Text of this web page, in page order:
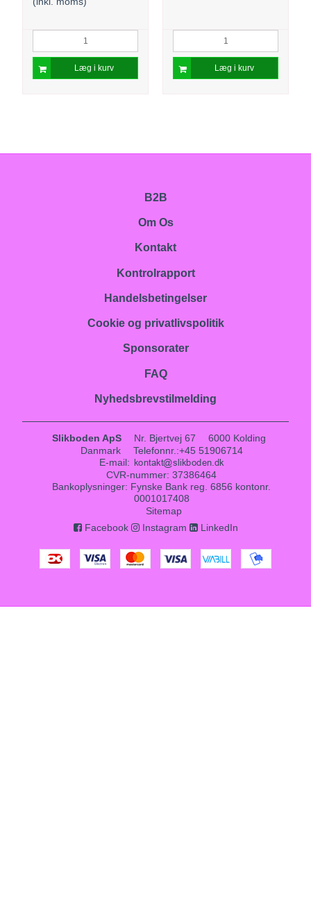
Læg i kurv Læg i kurv
B2B
Om Os
Kontakt
Kontrolrapport
Handelsbetingelser
Cookie og privatlivspolitik
Sponsorater
FAQ
Nyhedsbrevstilmelding
Slikboden ApS Nr. Bjertvej 67
6000 Kolding
Danmark
Telefonnr. :+45 51906714
E-mail:
CVR-nummer: 37386464
Bankoplysninger: Fynske Bank reg. 6856 kontonr.
0001017408
Sitemap
Facebook
Instagram LinkedIn